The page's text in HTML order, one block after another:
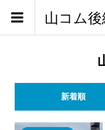
山コム
新着順